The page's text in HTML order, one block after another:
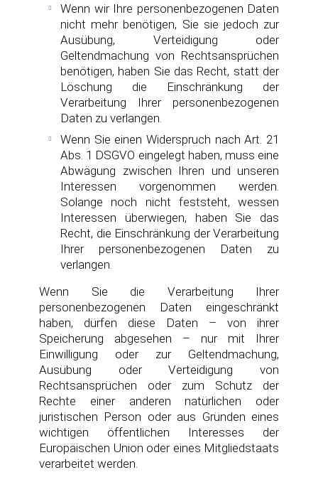
Wenn wir Ihre personenbezogenen Daten
nicht mehr benötigen, Sie sie jedoch zur
Ausübung, Verteidigung oder
Geltendmachung von Rechtsansprüchen
benötigen, haben Sie das Recht, statt der
Löschung die Einschränkung der
Verarbeitung Ihrer personenbezogenen
Daten zu verlangen.
Wenn Sie einen Widerspruch nach Art. 21
Abs. 1 DSGVO eingelegt haben, muss eine
Abwägung zwischen Ihren und unseren
Interessen vorgenommen werden.
Solange noch nicht feststeht, wessen
Interessen überwiegen, haben Sie das
Recht, die Einschränkung der Verarbeitung
Ihrer personenbezogenen Daten zu
verlangen.
Wenn Sie die Verarbeitung Ihrer
personenbezogenen Daten eingeschränkt
haben, dürfen diese Daten – von ihrer
Speicherung abgesehen – nur mit Ihrer
Einwilligung oder zur Geltendmachung,
Ausübung oder Verteidigung von
Rechtsansprüchen oder zum Schutz der
Rechte einer anderen natürlichen oder
juristischen Person oder aus Gründen eines
wichtigen öffentlichen Interesses der
Europäischen Union oder eines Mitgliedstaats
verarbeitet werden.